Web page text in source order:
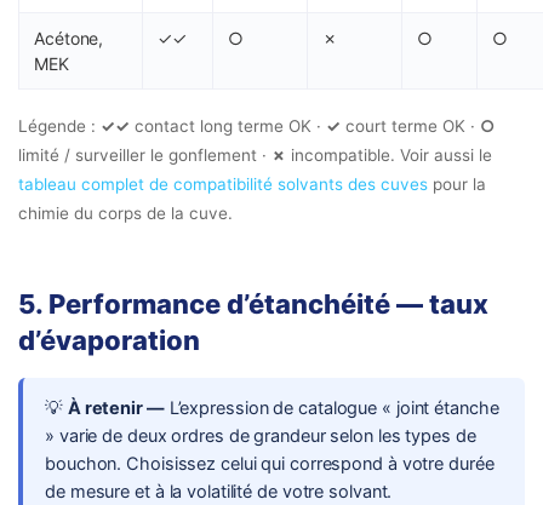
Acétone,
MEK
✓✓ ○ ✗ ○ ○
Légende : ✓✓ contact long terme OK · ✓ court terme OK · ○
limité / surveiller le gonflement · ✗ incompatible. Voir aussi le
tableau complet de compatibilité solvants des cuves pour la
chimie du corps de la cuve.
5. Performance d’étanchéité — taux
d’évaporation
💡 À retenir —L’expression de catalogue « joint étanche
» varie de deux ordres de grandeur selon les types de
bouchon. Choisissez celui qui correspond à votre durée
de mesure et à la volatilité de votre solvant.